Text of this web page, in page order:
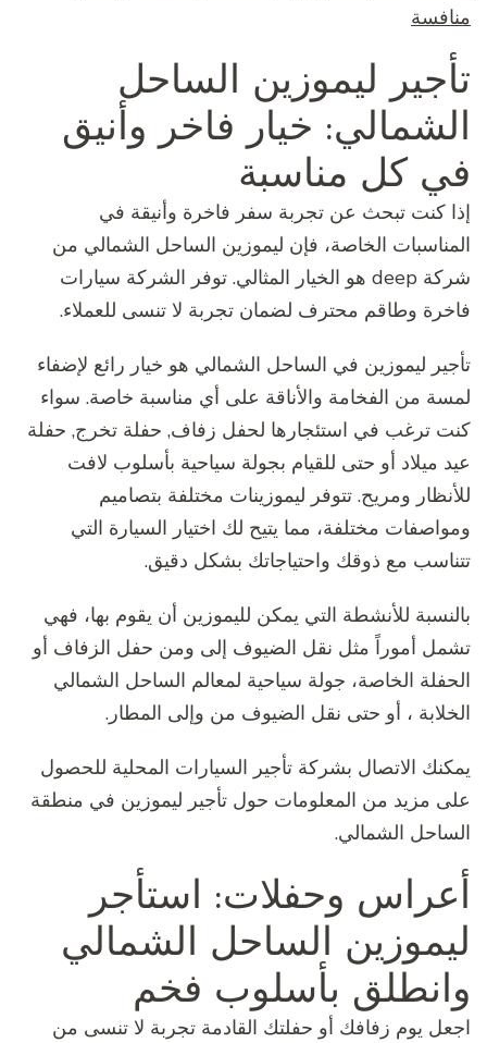
منافسة
تأجير ليموزين الساحل
الشمالي: خيار فاخر وأنيق
في كل مناسبة
إذا كنت تبحث عن تجربة سفر فاخرة وأنيقة في
المناسبات الخاصة، فإن ليموزين الساحل الشمالي من
شركة deep هو الخيار المثالي. توفر الشركة سيارات
فاخرة وطاقم محترف لضمان تجربة لا تنسى للعملاء.
تأجير ليموزين في الساحل الشمالي هو خيار رائع لإضفاء
لمسة من الفخامة والأناقة على أي مناسبة خاصة. سواء
كنت ترغب في استئجارها لحفل زفاف, حفلة تخرج, حفلة
عيد ميلاد أو حتى للقيام بجولة سياحية بأسلوب لافت
للأنظار ومريح. تتوفر ليموزينات مختلفة بتصاميم
ومواصفات مختلفة، مما يتيح لك اختيار السيارة التي
تتناسب مع ذوقك واحتياجاتك بشكل دقيق.
بالنسبة للأنشطة التي يمكن لليموزين أن يقوم بها، فهي
تشمل أموراً مثل نقل الضيوف إلى ومن حفل الزفاف أو
الحفلة الخاصة، جولة سياحية لمعالم الساحل الشمالي
الخلابة ، أو حتى نقل الضيوف من وإلى المطار.
يمكنك الاتصال بشركة تأجير السيارات المحلية للحصول
على مزيد من المعلومات حول تأجير ليموزين في منطقة
الساحل الشمالي.
أعراس وحفلات: استأجر
ليموزين الساحل الشمالي
وانطلق بأسلوب فخم
اجعل يوم زفافك أو حفلتك القادمة تجربة لا تنسى من